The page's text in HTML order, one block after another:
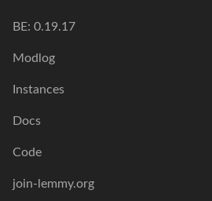
BE: 0.19.17
Modlog
Instances
Docs
Code
join-lemmy.org